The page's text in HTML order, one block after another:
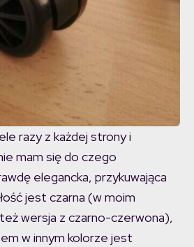
razy z każdej strony i
mam się do czego
elegancka, przykuwająca
jest czarna (w moim
wersja z czarno-czerwona),
w innym kolorze jest